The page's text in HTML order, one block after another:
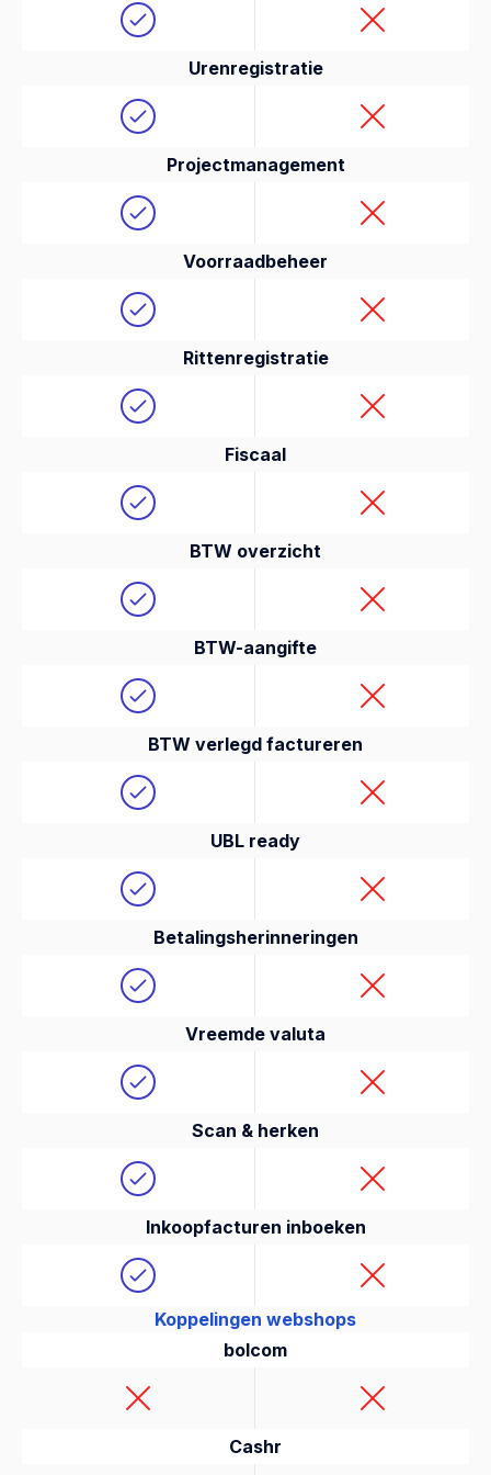
Urenregistratie
Projectmanagement
Voorraadbeheer
Rittenregistratie
Fiscaal
BTW overzicht
BTW-aangifte
BTW verlegd factureren
UBL ready
Betalingsherinneringen
Vreemde valuta
Scan & herken
Inkoopfacturen inboeken
Koppelingen webshops
bolcom
Cashr